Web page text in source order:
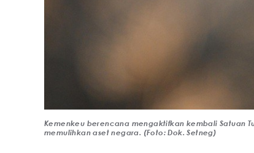
Kemenkeu berencana mengaktifkan kembali Satuan
memulihkan aset negara. (Foto: Dok. Setneg)